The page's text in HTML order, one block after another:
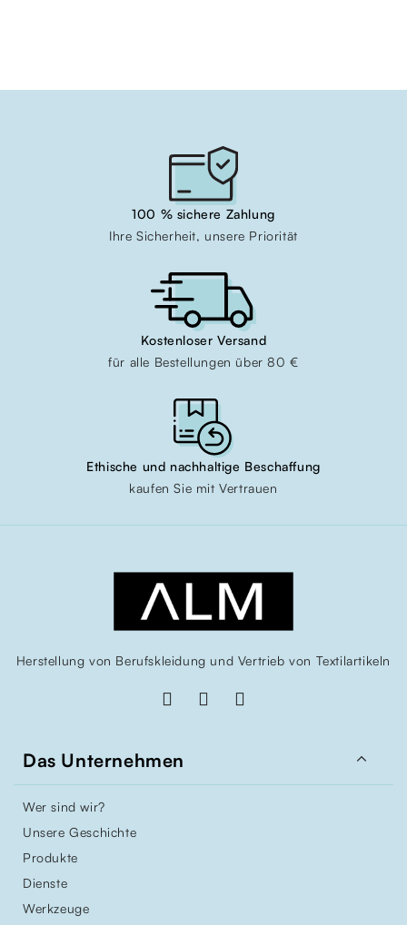
100 % sichere Zahlung
Ihre Sicherheit, unsere Priorität
Kostenloser Versand
für alle Bestellungen über 80 €
Ethische und nachhaltige Beschaffung
kaufen Sie mit Vertrauen
Herstellung von Berufskleidung und Vertrieb von Textilartikeln
Das Unternehmen 
Wer sind wir?
Unsere Geschichte
Produkte
Dienste
Werkzeuge